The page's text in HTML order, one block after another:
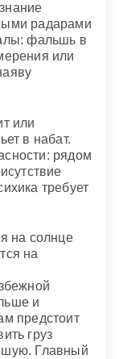
радарами
фальшь в
или
или
в набат.
рядом
требует
на солнце
на
и
предстоит
груз
Главный